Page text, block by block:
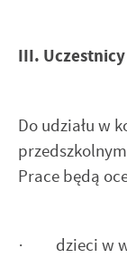
III. Uczestnicy
Do udziału w
Prace będą
· dzieci w